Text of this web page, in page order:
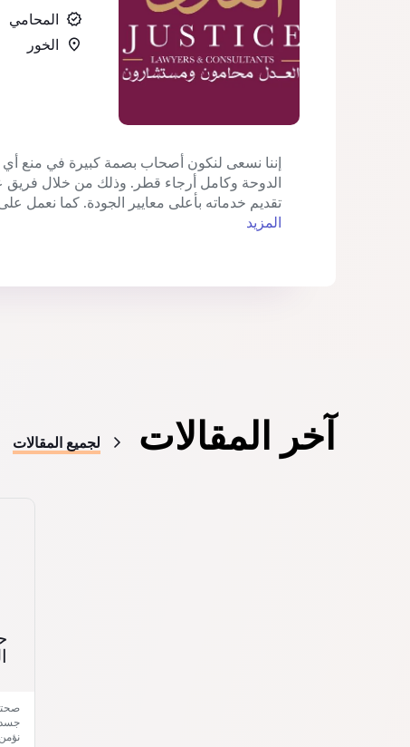
المحامي
الخور‎
إننا نسعى لنكون أصحاب بصمة كبيرة في منع
الدوحة وكامل أرجاء قطر. وذلك من خلال فريق
تقديم خدماته بأعلى معايير الجودة. كما نعمل
المزيد
آخر المقالات لجميع المقالات